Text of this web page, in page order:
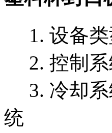
1. 设备类
2. 控制系
3. 冷却系
统